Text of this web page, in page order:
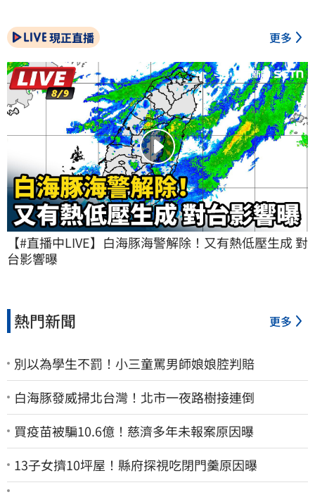
現正直播 更多
【#直播中LIVE】白海豚海警解除！又有熱低壓生成 對
台影響曝
熱門新聞 更多
別以為學生不罰！小三童罵男師娘娘腔判賠
白海豚發威掃北台灣！北市一夜路樹接連倒
買疫苗被騙10.6億！慈濟多年未報案原因曝
13子女擠10坪屋！縣府探視吃閉門羹原因曝